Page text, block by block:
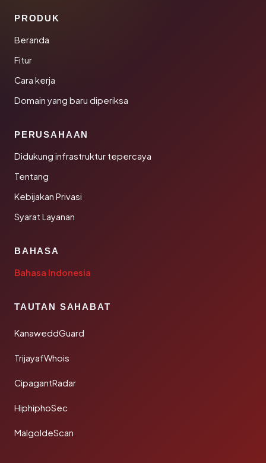
PRODUK
Beranda
Fitur
Cara kerja
Domain yang baru diperiksa
PERUSAHAAN
Didukung infrastruktur tepercaya
Tentang
Kebijakan Privasi
Syarat Layanan
BAHASA
Bahasa Indonesia
TAUTAN SAHABAT
KanaweddGuard
TrijayafWhois
CipagantRadar
HiphiphoSec
MalgoldeScan